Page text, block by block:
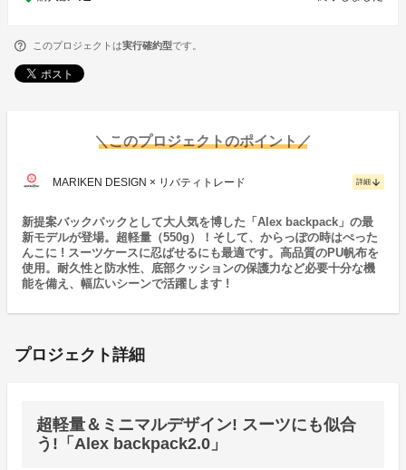
このプロジェクトは実行確約型です。
＼このプロジェクトのポイント／
MARIKEN DESIGN × リバティトレード 詳細 arrow_downward
新提案バックパックとして大人気を博した「Alex backpack」の最
新モデルが登場。超軽量（550g）！そして、からっぽの時はぺった
んこに ! スーツケースに忍ばせるにも最適です。高品質のPU帆布を
使用。耐久性と防水性、底部クッションの保護力など必要十分な機
能を備え、幅広いシーンで活躍します !
プロジェクト詳細
超軽量＆ミニマルデザイン! スーツにも似合
う!「Alex backpack2.0」